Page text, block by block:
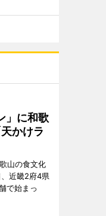
」に和歌
かけラ
山の食文化
近畿2府4県
で始まっ